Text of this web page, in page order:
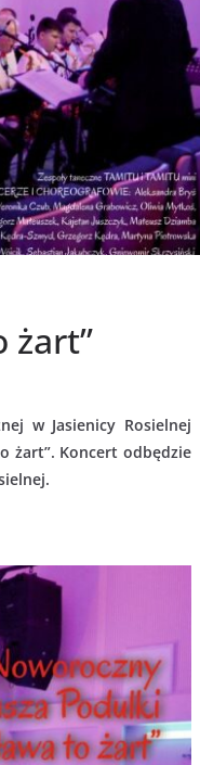
żart”
w Jasienicy Rosielnej
żart”. Koncert odbędzie